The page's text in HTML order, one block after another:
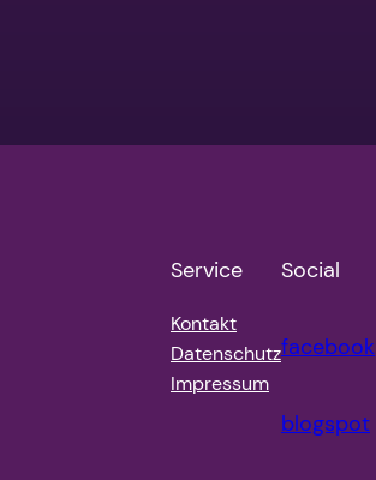
Service
Kontakt
Datenschutz
Impressum
Social
facebook
blogspot